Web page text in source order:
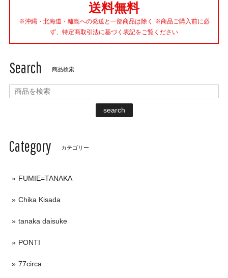
送料無料
※沖縄・北海道・離島への発送と一部商品は除く ※商品ご購入前に必
ず、特定商取引法に基づく表記をご覧ください
Search 商品検索
search
Category カテゴリー
FUMIE=TANAKA
Chika Kisada
tanaka daisuke
PONTI
77circa